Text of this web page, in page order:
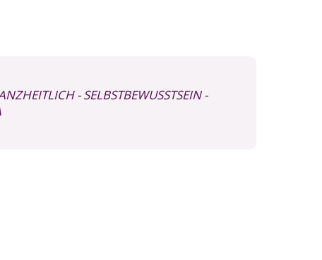
- SELBSTBEWUSSTSEIN-